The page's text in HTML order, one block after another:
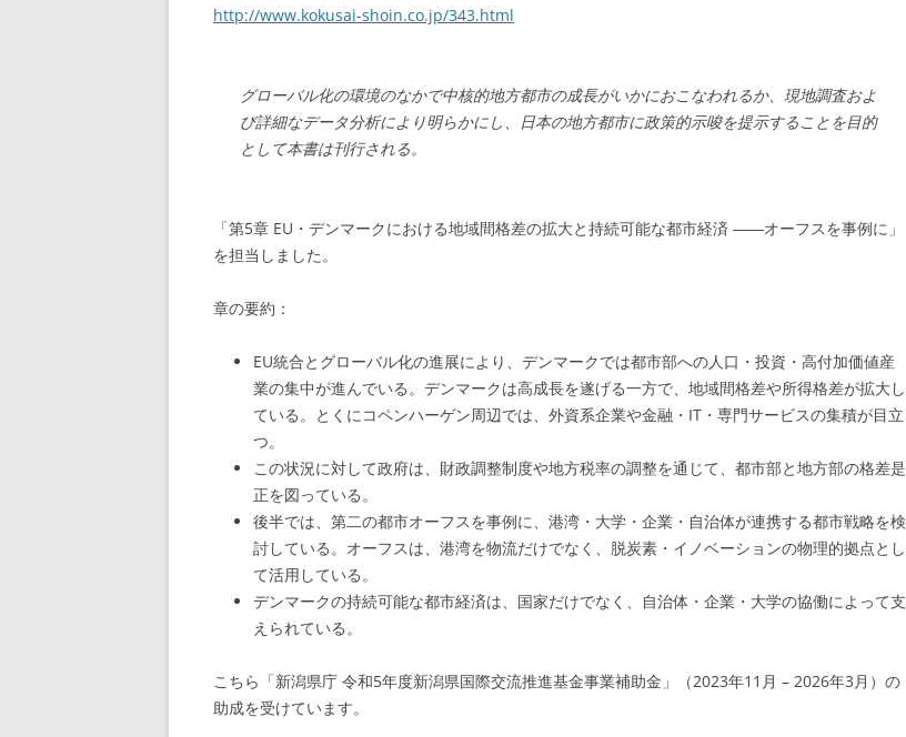
http://www.kokusai-shoin.co.jp/343.html
グローバル化の環境のなかで中核的地方都市の成長がいかにおこなわれるか、現地調査およ
び詳細なデータ分析により明らかにし、日本の地方都市に政策的示唆を提示することを目的
として本書は刊行される。
「第5章 EU・デンマークにおける地域間格差の拡大と持続可能な都市経済 ――オーフスを事例に」
を担当しました。
章の要約：
EU統合とグローバル化の進展により、デンマークでは都市部への人口・投資・高付加価値産
業の集中が進んでいる。デンマークは高成長を遂げる一方で、地域間格差や所得格差が拡大し
ている。とくにコペンハーゲン周辺では、外資系企業や金融・IT・専門サービスの集積が目立
つ。
この状況に対して政府は、財政調整制度や地方税率の調整を通じて、都市部と地方部の格差是
正を図っている。
後半では、第二の都市オーフスを事例に、港湾・大学・企業・自治体が連携する都市戦略を検
討している。オーフスは、港湾を物流だけでなく、脱炭素・イノベーションの物理的拠点とし
て活用している。
デンマークの持続可能な都市経済は、国家だけでなく、自治体・企業・大学の協働によって支
えられている。
こちら「新潟県庁 令和5年度新潟県国際交流推進基金事業補助金」（2023年11月 – 2026年3月）の
助成を受けています。